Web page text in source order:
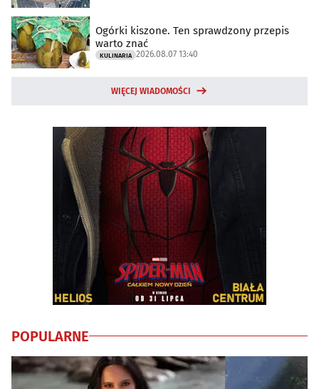
Ogórki kiszone. Ten sprawdzony przepis
warto znać
KULINARIA 2026.08.07 13:40
WIĘCEJ WIADOMOŚCI
POPULARNE